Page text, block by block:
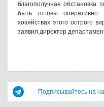
благополучная обстановка
быть готовы оперативно
хозяйствах этого острого
заявил директор
Подписывайтесь на